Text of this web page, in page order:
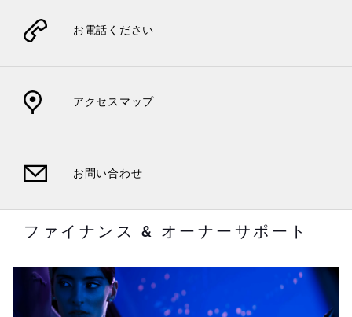
お電話ください
アクセスマップ
お問い合わせ
ファイナンス & オーナーサポート